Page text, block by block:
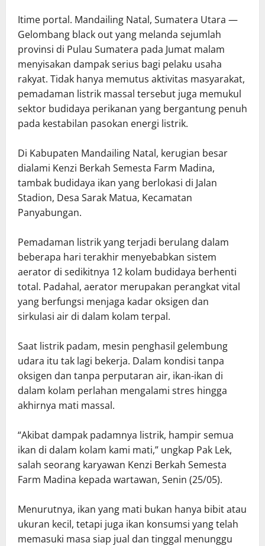
Itime portal. Mandailing Natal, Sumatera Utara —
Gelombang black out yang melanda sejumlah
provinsi di Pulau Sumatera pada Jumat malam
menyisakan dampak serius bagi pelaku usaha
rakyat. Tidak hanya memutus aktivitas masyarakat,
pemadaman listrik massal tersebut juga memukul
sektor budidaya perikanan yang bergantung penuh
pada kestabilan pasokan energi listrik.
Di Kabupaten Mandailing Natal, kerugian besar
dialami Kenzi Berkah Semesta Farm Madina,
tambak budidaya ikan yang berlokasi di Jalan
Stadion, Desa Sarak Matua, Kecamatan
Panyabungan.
Pemadaman listrik yang terjadi berulang dalam
beberapa hari terakhir menyebabkan sistem
aerator di sedikitnya 12 kolam budidaya berhenti
total. Padahal, aerator merupakan perangkat vital
yang berfungsi menjaga kadar oksigen dan
sirkulasi air di dalam kolam terpal.
Saat listrik padam, mesin penghasil gelembung
udara itu tak lagi bekerja. Dalam kondisi tanpa
oksigen dan tanpa perputaran air, ikan-ikan di
dalam kolam perlahan mengalami stres hingga
akhirnya mati massal.
“Akibat dampak padamnya listrik, hampir semua
ikan di dalam kolam kami mati,” ungkap Pak Lek,
salah seorang karyawan Kenzi Berkah Semesta
Farm Madina kepada wartawan, Senin (25/05).
Menurutnya, ikan yang mati bukan hanya bibit atau
ukuran kecil, tetapi juga ikan konsumsi yang telah
memasuki masa siap jual dan tinggal menunggu